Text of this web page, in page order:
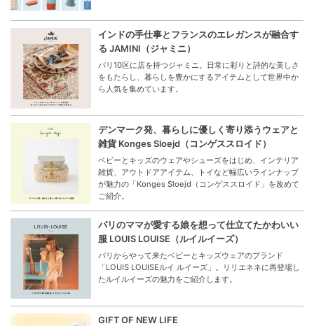
インドの手仕事とフランスのエレガンスが融合す
る JAMINI（ジャミニ）
パリ10区に店を持つジャミニ。日常に彩りと詩的な美しさ
をもたらし、暮らしを豊かにするアイテムとして世界中か
ら人気を集めています。
デンマーク発、暮らしに優しく寄り添うウェアと
雑貨 Konges Sloejd（コンゲススロイド）
ベビーとキッズのウェアやシューズをはじめ、インテリア
雑貨、アウトドアアイテム、トイなど幅広いラインナップ
が魅力の「Konges Sloejd（コンゲススロイド」を改めて
ご紹介。
パリのママが愛する娘を想って仕立てたかわいい
服 LOUIS LOUISE（ルイルイーズ）
パリからやって来たベビーとキッズウェアのブランド
「LOUIS LOUISEルイ ルイーズ」。リリエネネに再登場し
たルイルイーズの魅力をご紹介します。
GIFT OF NEW LIFE